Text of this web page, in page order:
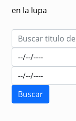
en la lupa